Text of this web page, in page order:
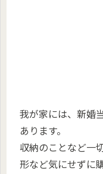
我が家には、新婚
あります。
収納のことなど一
形など気にせずに